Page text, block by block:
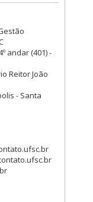
andar (401) -
Reitor João
- Santa